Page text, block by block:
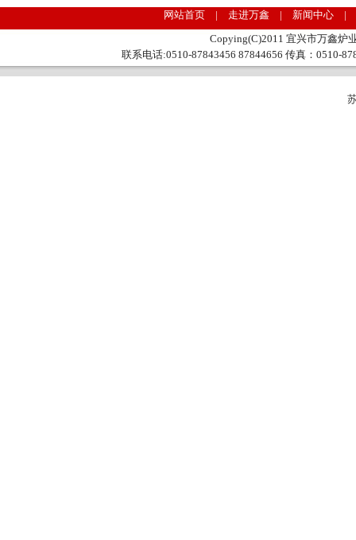
网站首页 | 走进万鑫 | 新闻中心 |
Copying(C)2011 宜兴市万鑫炉
联系电话:0510-87843456 87844656 传真：0510-